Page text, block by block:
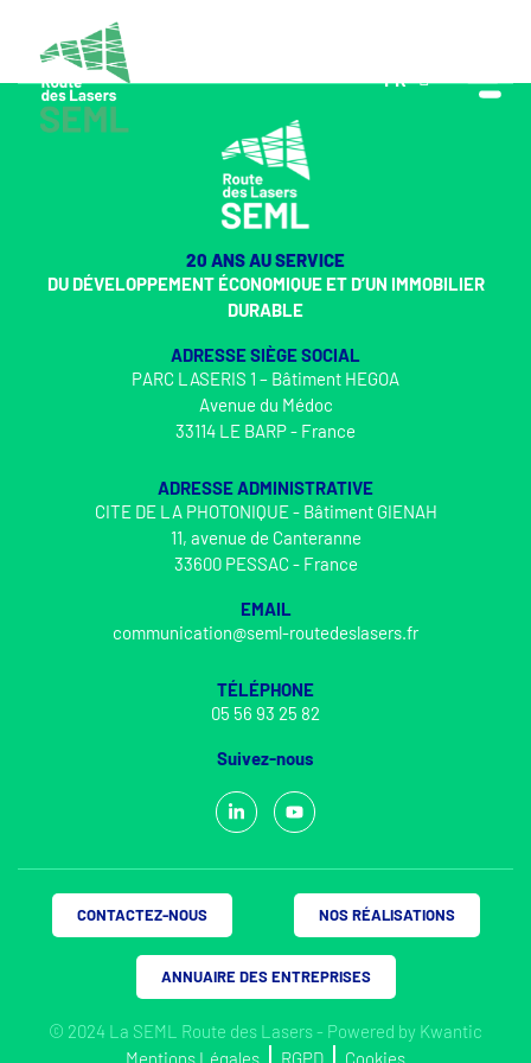
FR
EN
20 ANS AU SERVICE
DU DÉVELOPPEMENT ÉCONOMIQUE ET D’UN IMMOBILIER
DURABLE
ADRESSE SIÈGE SOCIAL
PARC LASERIS 1 – Bâtiment HEGOA
Avenue du Médoc
33114 LE BARP - France
ADRESSE ADMINISTRATIVE
CITE DE LA PHOTONIQUE - Bâtiment GIENAH
11, avenue de Canteranne
33600 PESSAC - France
EMAIL
communication@seml-routedeslasers.fr
TÉLÉPHONE
05 56 93 25 82
Suivez-nous
© 2024 La SEML Route des Lasers - Powered by Kwantic
Mentions Légales
RGPD Cookies
CONTACTEZ-NOUS NOS RÉALISATIONS
ANNUAIRE DES ENTREPRISES